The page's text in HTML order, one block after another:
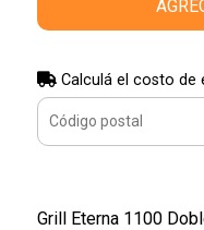
Calculá el costo de
Grill Eterna 1100